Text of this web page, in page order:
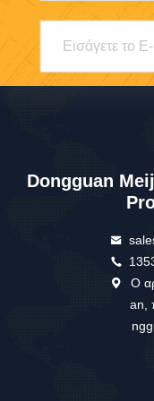
Dongguan
Ο
an,